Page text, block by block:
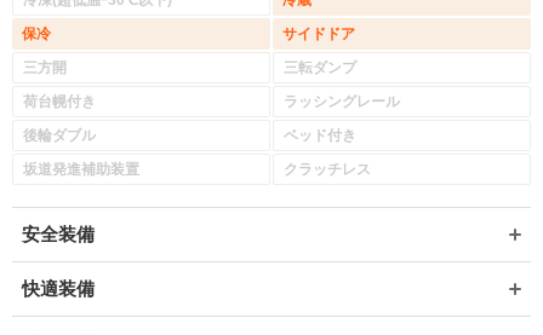
保冷
サイドドア
三方開
三転ダンプ
荷台幌付き
ラッシングレール
後輪ダブル
ベッド付き
坂道発進補助装置
クラッチレス
安全装備
快適装備